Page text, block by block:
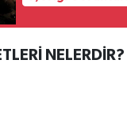
NELERDİR?